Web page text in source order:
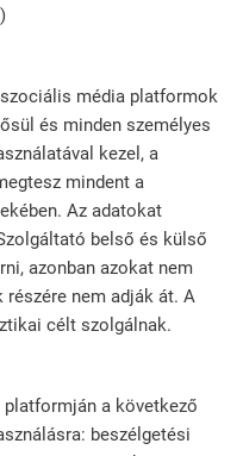
média platformok
és minden személyes
kezel, a
mindent a
Az adatokat
belső és külső
azonban azokat nem
nem adják át. A
célt szolgálnak.
a következő
beszélgetési